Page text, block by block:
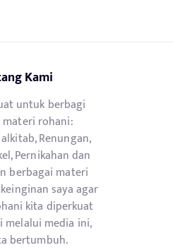
Kami
untuk berbagi
rohani:
Renungan,
Pernikahan dan
berbagai materi
saya agar
kita diperkuat
melalui media ini,
bertumbuh.